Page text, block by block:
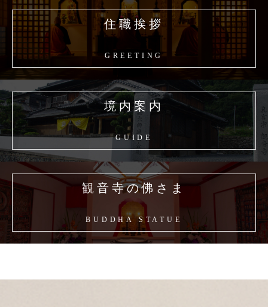
住職挨拶
GREETING
境内案内
GUIDE
観音寺の佛さま
BUDDHA STATUE